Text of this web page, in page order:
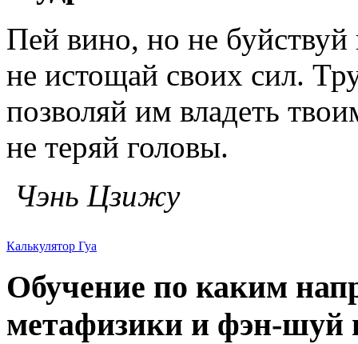
Пей вино, но не
не истощай своих сил.
позволяй им владеть
не теряй головы.
Чэнь Цзижу
Калькулятор Гуа
Обучение по каким
метафизики и фэн-шуй